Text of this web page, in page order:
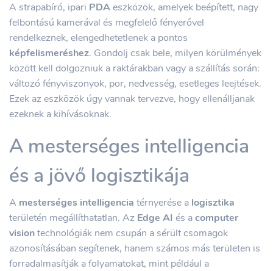
A strapabíró, ipari PDAeszközök, amelyek beépített, nagy
felbontású kamerával és megfelelő fényerővel
rendelkeznek, elengedhetetlenek a pontos
képfelismeréshez. Gondolj csak bele, milyen körülmények
között kell dolgozniuk a raktárakban vagy a szállítás során:
változó fényviszonyok, por, nedvesség, esetleges leejtések.
Ezek az eszközök úgy vannak tervezve, hogy ellenálljanak
ezeknek a kihívásoknak.
A mesterséges intelligencia
és a jövő logisztikája
A mesterséges intelligencia térnyerése a logisztika
területén megállíthatatlan. Az Edge AI és acomputer
visiontechnológiák nem csupán a sérült csomagok
azonosításában segítenek, hanem számos más területen is
forradalmasítják a folyamatokat, mint például a